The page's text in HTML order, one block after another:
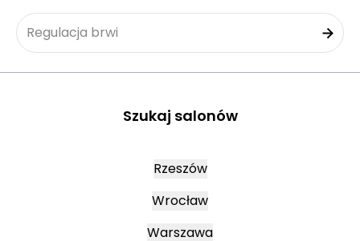
Regulacja brwi
Szukaj salonów
Rzeszów
Wrocław
Warszawa